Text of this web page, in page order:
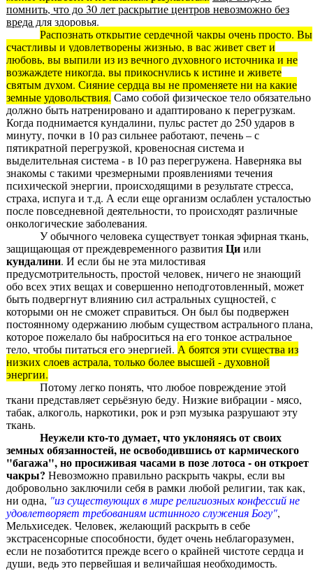
помнить, что до 30 лет раскрытие центров невозможно без
вреда для здоровья.
Распознать открытие сердечной чакры очень просто. Вы
счастливы и удовлетворены жизнью, в вас живет свет и
любовь, вы выпили из из вечного духовного источника и не
возжаждете никогда, вы прикоснулись к истине и живете
святым духом. Сияние сердца вы не променяете ни на какие
земные удовольствия. Само собой физическое тело обязательно
должно быть натренировано и адаптировано к перегрузкам.
Когда поднимается кундалини, пульс растет до 250 ударов в
минуту, почки в 10 раз сильнее работают, печень – с
пятикратной перегрузкой, кровеносная система и
выделительная система - в 10 раз перегружена. Наверняка вы
знакомы с такими чрезмерными проявлениями течения
психической энергии, происходящими в результате стресса,
страха, испуга и т.д. А если еще организм ослаблен усталостью
после повседневной деятельности, то происходят различные
онкологические заболевания.
У обычного человека существует тонкая эфирная ткань,
защищающая от преждевременного развитияЦиили
кундалини. И если бы не эта милостивая
предусмотрительность, простой человек, ничего не знающий
обо всех этих вещах и совершенно неподготовленный, может
быть подвергнут влиянию сил астральных сущностей, с
которыми он не сможет справиться. Он был бы подвержен
постоянному одержанию любым существом астрального плана,
которое пожелало бы наброситься на его тонкое астральное
тело, чтобы питаться его энергией. А боятся эти существа из
низких слоев астрала, только более высшей - духовной
энергии.
Потому легко понять, что любое повреждение этой
ткани представляет серьёзную беду. Низкие вибрации - мясо,
табак, алкоголь, наркотики, рок и рэп музыка разрушают эту
ткань.
Неужели кто-то думает, что уклоняясь от своих
земных обязанностей, не освободившись от кармического
"багажа", но просиживая часами в позе лотоса - он откроет
чакры? Невозможно правильно раскрыть чакры, если вы
добровольно заключили себя в рамки любой религии, так как,
ни одна, "из существующих в мире религиозных конфессий не
удовлетворяет требованиям истинного служения Богу",
Мельхиседек. Человек, желающий раскрыть в себе
экстрасенсорные способности, будет очень неблагоразумен,
если не позаботится прежде всего о крайней чистоте сердца и
души, ведь это первейшая и величайшая необходимость.